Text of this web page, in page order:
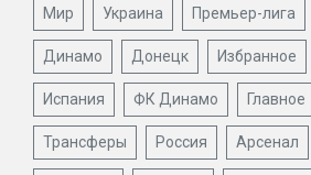
Мир Украина Премьер-лига
Динамо Донецк Избранное
Испания ФК Динамо Главное
Трансферы Россия Арсенал